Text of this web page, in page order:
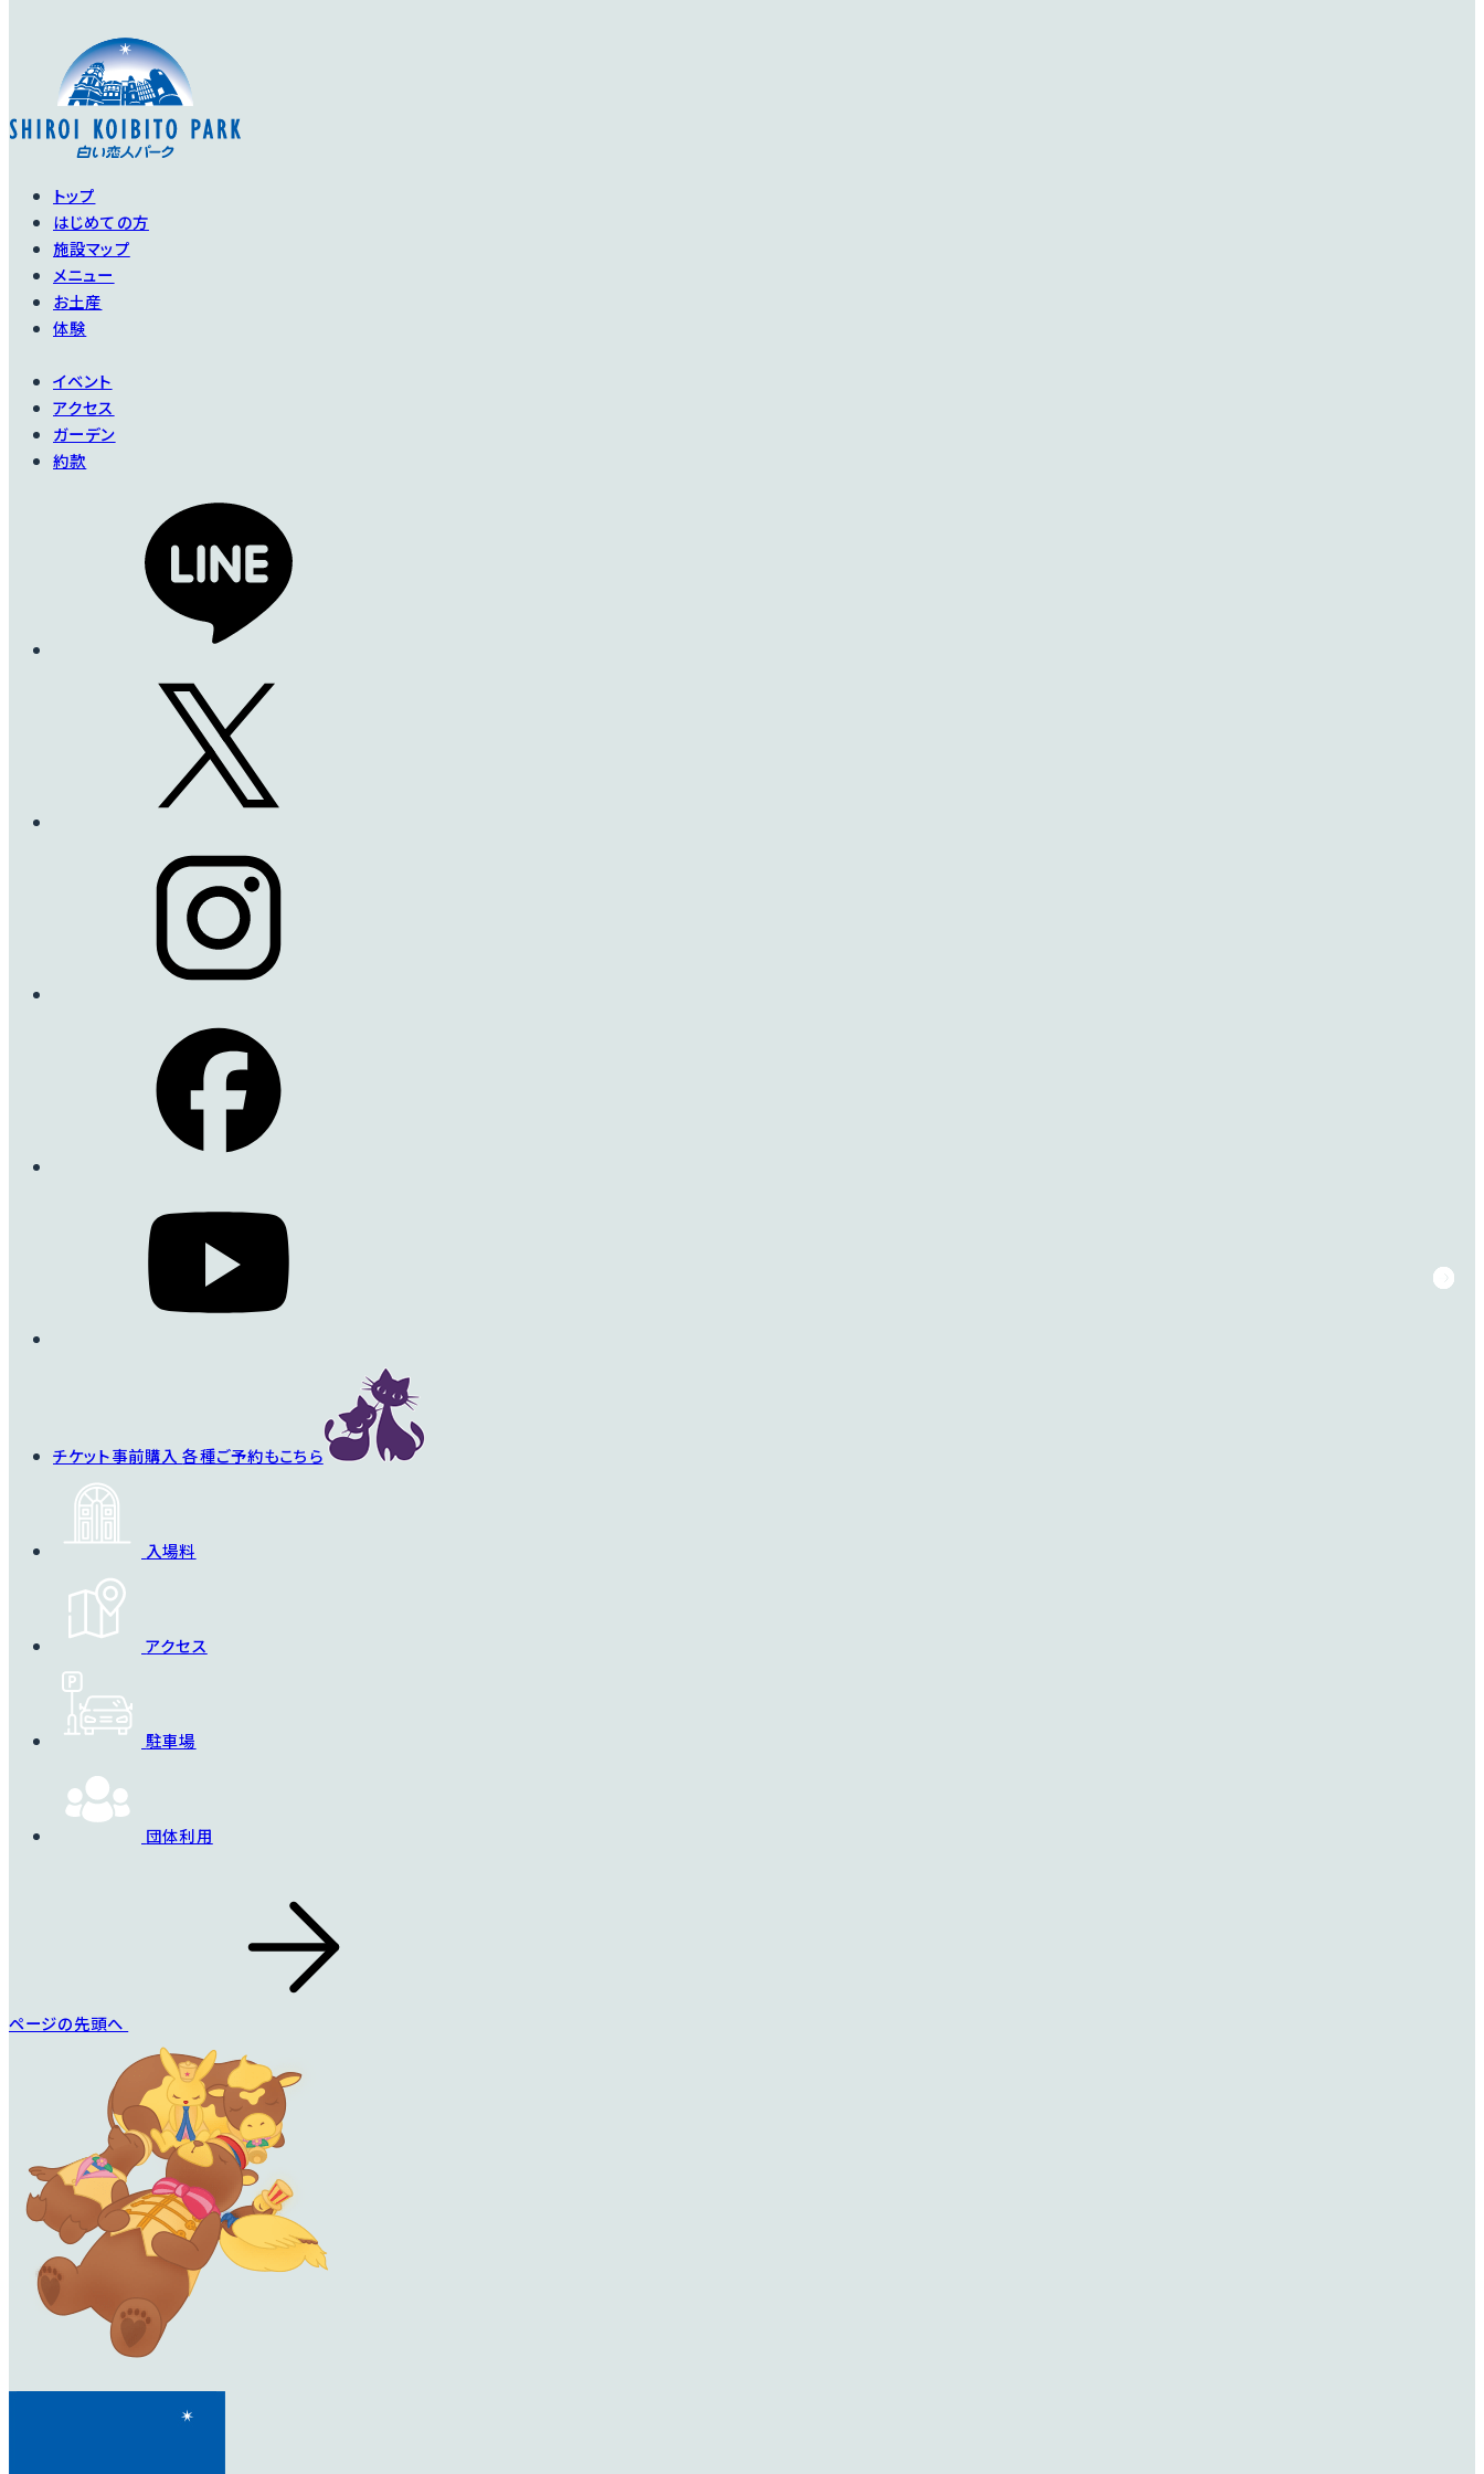
トップ
はじめての方
施設マップ
メニュー
お土産
体験
イベント
アクセス
ガーデン
約款
チケット事前購入各種ご予約もこちら
入場料
アクセス
駐車場
団体利用
ページの先頭へ